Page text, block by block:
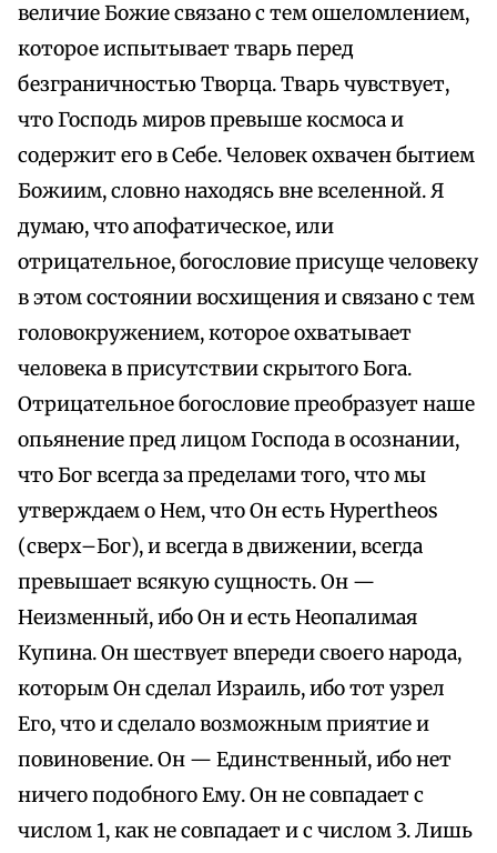
величие Божие связано с тем ошеломлением,
которое испытывает тварь перед
безграничностью Творца. Тварь чувствует,
что Господь миров превыше космоса и
содержит его в Себе. Человек охвачен бытием
Божиим, словно находясь вне вселенной. Я
думаю, что апофатическое, или
отрицательное, богословие присуще человеку
в этом состоянии восхищения и связано с тем
головокружением, которое охватывает
человека в присутствии скрытого Бога.
Отрицательное богословие преобразует наше
опьянение пред лицом Господа в осознании,
что Бог всегда за пределами того, что мы
утверждаем о Нем, что Он есть Hypertheos
(сверх–Бог), и всегда в движении, всегда
превышает всякую сущность. Он —
Неизменный, ибо Он и есть Неопалимая
Купина. Он шествует впереди своего народа,
которым Он сделал Израиль, ибо тот узрел
Его, что и сделало возможным приятие и
повиновение. Он — Единственный, ибо нет
ничего подобного Ему. Он не совпадает с
числом 1, как не совпадает и с числом 3. Лишь